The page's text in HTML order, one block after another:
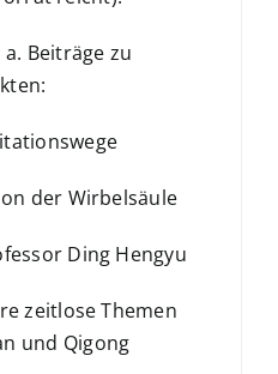
Beiträge zu
der Wirbelsäule
Ding Hengyu
zeitlose Themen
und Qigong